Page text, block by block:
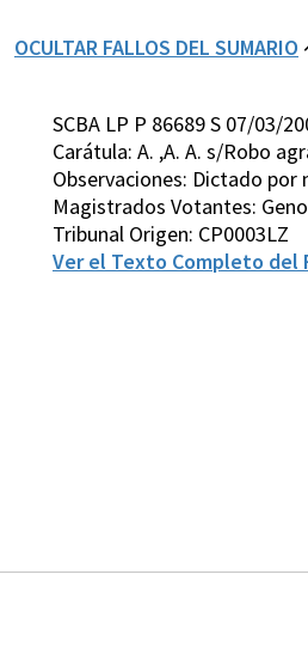
OCULTAR FALLOS DEL SUMARIO
SCBA LP P 86689 S 07/03/
Carátula: A. ,A. A. s/Robo
Observaciones: Dictado
Magistrados Votantes:
Tribunal Origen: CP0003LZ
Ver el Texto Completo del